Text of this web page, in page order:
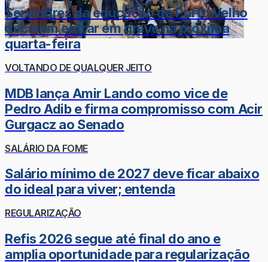
Servidores da educação de Porto Velho
decidem entrar em greve na próxima
quarta-feira
VOLTANDO DE QUALQUER JEITO
MDB lança Amir Lando como vice de
Pedro Adib e firma compromisso com Acir
Gurgacz ao Senado
SALÁRIO DA FOME
Salário mínimo de 2027 deve ficar abaixo
do ideal para viver; entenda
REGULARIZAÇÃO
Refis 2026 segue até final do ano e
amplia oportunidade para regularização